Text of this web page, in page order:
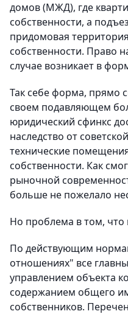
домов (МЖД), где
собственности, а
придомовая
собственности. Право
случае возникает в
Так себе форма, прямо
своем подавляющем
юридический сфинкс
наследство от
технические
собственности. Как
рыночной
больше не пожелало
Но проблема в том, что
По действующим
отношениях" все
управлением объекта
содержанием общего
собственников.